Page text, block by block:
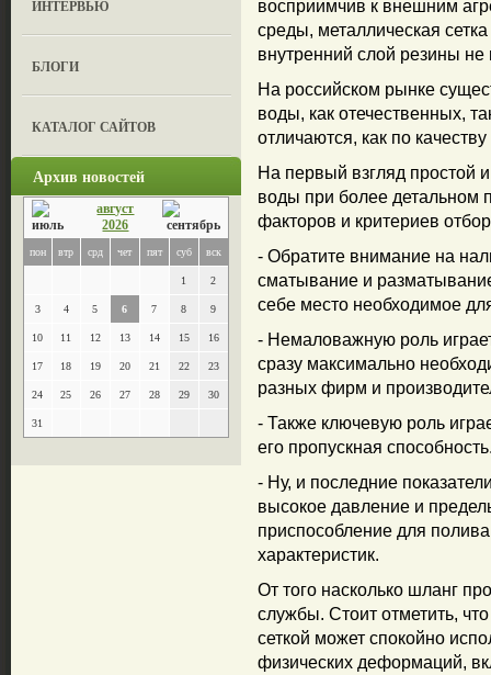
ИНТЕРВЬЮ
БЛОГИ
КАТАЛОГ САЙТОВ
Архив новостей
август
2026
пон втр срд чет пят суб вск
1 2
3 4 5 6 7 8 9
10 11 12 13 14 15 16
17 18 19 20 21 22 23
24 25 26 27 28 29 30
31
восприимчив к внешним
среды, металлическая
внутренний слой резины
На российском рынке
воды, как отечественных,
отличаются, как по
На первый взгляд простой
воды при более детальном
факторов и критериев
- Обратите внимание на
сматывание и
себе место необходимое
- Немаловажную роль
сразу максимально
разных фирм и
- Также ключевую роль
его пропускная
- Ну, и последние
высокое давление и
приспособление для
характеристик.
От того насколько шланг
службы. Стоит отметить,
сеткой может спокойно
физических деформаций,